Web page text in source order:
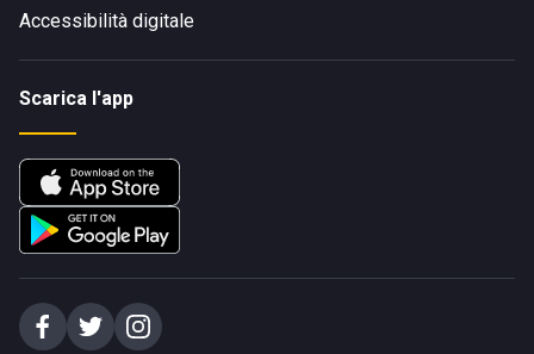
Accessibilità digitale
Scarica l'app